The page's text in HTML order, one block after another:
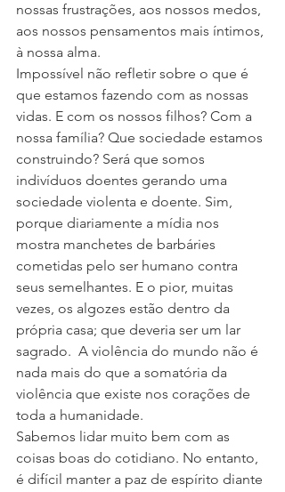
nossas frustrações, aos nossos medos,
aos nossos pensamentos mais íntimos,
à nossa alma.
Impossível não refletir sobre o que é
que estamos fazendo com as nossas
vidas. E com os nossos filhos? Com a
nossa família? Que sociedade estamos
construindo? Será que somos
indivíduos doentes gerando uma
sociedade violenta e doente. Sim,
porque diariamente a mídia nos
mostra manchetes de barbáries
cometidas pelo ser humano contra
seus semelhantes. E o pior, muitas
vezes, os algozes estão dentro da
própria casa; que deveria ser um lar
sagrado.  A violência do mundo não é
nada mais do que a somatória da
violência que existe nos corações de
toda a humanidade.
Sabemos lidar muito bem com as
coisas boas do cotidiano. No entanto,
é difícil manter a paz de espírito diante